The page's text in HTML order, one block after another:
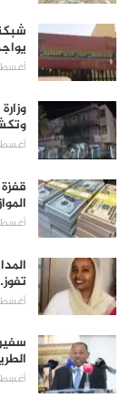
أغسطس
أغسطس
أغسطس
أغسطس
أغسطس